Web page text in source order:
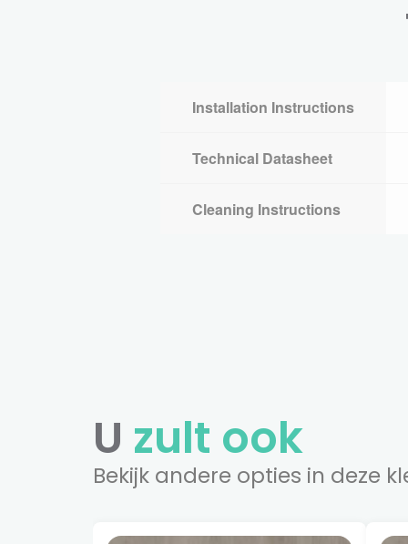
Installation Instructions
Technical Datasheet
Cleaning Instructions
U zult ook
Bekijk andere opties in deze